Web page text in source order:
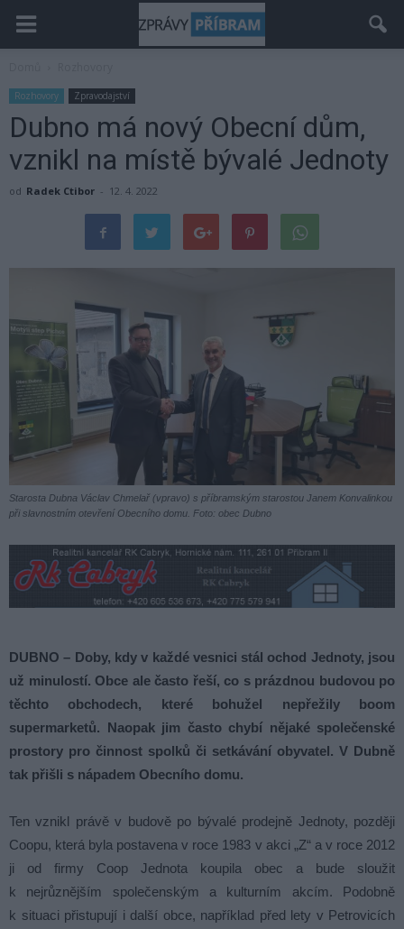
Rozhovory Zpravodajství
Dubno má nový Obecní dům,
vznikl na místě bývalé Jednoty
od Radek Ctibor - 12. 4. 2022
Starosta Dubna Václav Chmelař (vpravo) s příbramským starostou Janem Konvalinkou
při slavnostním otevření Obecního domu. Foto: obec Dubno
DUBNO – Doby, kdy v každé vesnici stál ochod Jednoty, jsou
už minulostí. Obce ale často řeší, co s prázdnou budovou po
těchto obchodech, které bohužel nepřežily boom
supermarketů. Naopak jim často chybí nějaké společenské
prostory pro činnost spolků či setkávání obyvatel. V Dubně
tak přišli s nápadem Obecního domu.
Ten vznikl právě v budově po bývalé prodejně Jednoty, později
Coopu, která byla postavena v roce 1983 v akci „Z“ a v roce 2012
ji od firmy Coop Jednota koupila obec a bude sloužit
k nejrůznějším společenským a kulturním akcím. Podobně
k situaci přistupují i další obce, například před lety v Petrovicích